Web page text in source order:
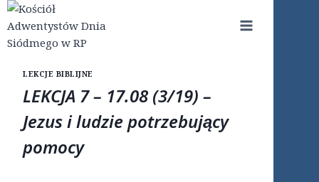
Przejdź
do
treści
LEKCJE BIBLIJNE
LEKCJA 7 – 17.08 (3/19) –
Jezus i ludzie potrzebujący
pomocy